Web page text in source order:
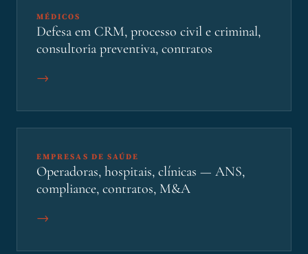
MÉDICOS
Defesa em CRM, processo civil e criminal,
consultoria preventiva, contratos
→
EMPRESAS DE SAÚDE
Operadoras, hospitais, clínicas — ANS,
compliance, contratos, M&A
→